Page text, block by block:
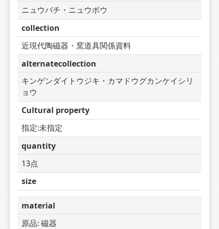
ニュウバチ・ニュウボウ
collection
近現代陶磁器・窯道具関係資料
alternatecollection
キンゲンダイトウジキ・カマドウグカンケイシリ
ョウ
Cultural property
指定:未指定
quantity
13点
size
material
原品: 磁器